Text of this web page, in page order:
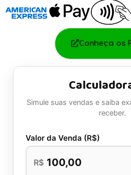
Conheça os
Simule suas vendas e saiba
receber.
Valor da Venda (R$)
R$